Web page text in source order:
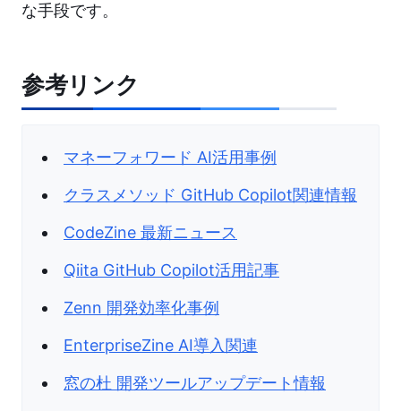
な手段です。
参考リンク
マネーフォワード AI活用事例
クラスメソッド GitHub Copilot関連情報
CodeZine 最新ニュース
Qiita GitHub Copilot活用記事
Zenn 開発効率化事例
EnterpriseZine AI導入関連
窓の杜 開発ツールアップデート情報